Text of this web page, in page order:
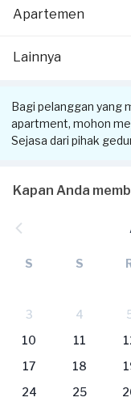
Apartemen
Lainnya
Bagi pelanggan yang
apartment, mohon
Sejasa dari pihak
Kapan Anda
S S
3
4
10
11
17
18
24
25